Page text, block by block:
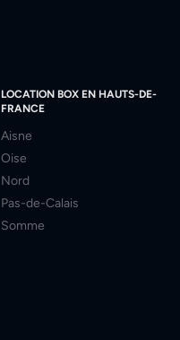
LOCATION BOX EN HAUTS-DE-
FRANCE
Aisne
Oise
Nord
Pas-de-Calais
Somme